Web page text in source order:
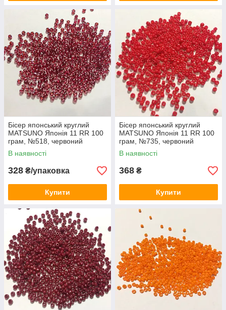
Бісер японський круглий
MATSUNO Японія 11 RR 100
грам, №518, червоний
темний прозорий з
напиленням
В наявності
328 ₴/упаковка
Купити
Бісер японський круглий
MATSUNO Японія 11 RR 100
грам, №735, червоний
керамічний
В наявності
368 ₴
Купити